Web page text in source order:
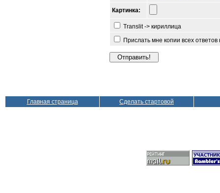
Картинка:
Translit -> кириллица
Прислать мне копии всех
Главная страница Сделать стартовой